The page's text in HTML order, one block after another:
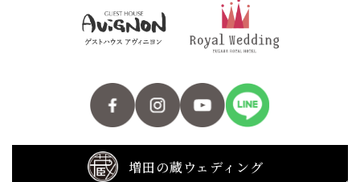
増田の蔵ウェディング